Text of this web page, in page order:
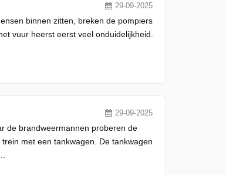
29-09-2025
binnen zitten, breken de pompiers
vuur heerst eerst veel onduidelijkheid.
29-09-2025
de brandweermannen proberen de
met een tankwagen. De tankwagen